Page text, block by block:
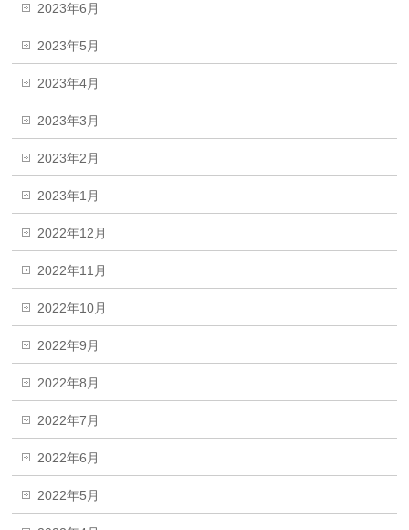
2023年6月
2023年5月
2023年4月
2023年3月
2023年2月
2023年1月
2022年12月
2022年11月
2022年10月
2022年9月
2022年8月
2022年7月
2022年6月
2022年5月